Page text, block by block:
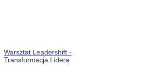
Warsztat Leadershift -
Transformacja Lidera